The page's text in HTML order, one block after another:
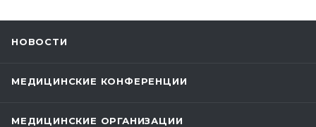
НОВОСТИ
МЕДИЦИНСКИЕ КОНФЕРЕНЦИИ
МЕДИЦИНСКИЕ ОРГАНИЗАЦИИ